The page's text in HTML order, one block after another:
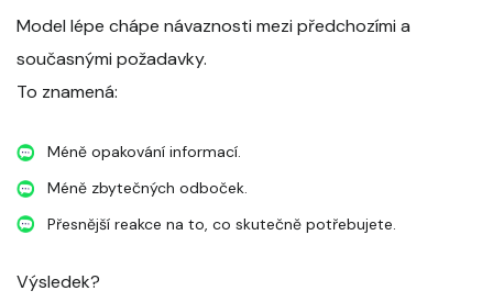
Model lépe chápe návaznosti mezi předchozími a
současnými požadavky.
To znamená:
Méně opakování informací.
Méně zbytečných odboček.
Přesnější reakce na to, co skutečně potřebujete.
Výsledek?